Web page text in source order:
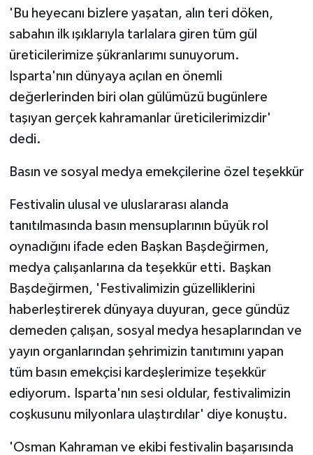
'Bu heyecanı bizlere yaşatan, alın teri döken,
sabahın ilk ışıklarıyla tarlalara giren tüm gül
üreticilerimize şükranlarımı sunuyorum.
Isparta'nın dünyaya açılan en önemli
değerlerinden biri olan gülümüzü bugünlere
taşıyan gerçek kahramanlar üreticilerimizdir'
dedi.
Basın ve sosyal medya emekçilerine özel teşekkür
Festivalin ulusal ve uluslararası alanda
tanıtılmasında basın mensuplarının büyük rol
oynadığını ifade eden Başkan Başdeğirmen,
medya çalışanlarına da teşekkür etti. Başkan
Başdeğirmen, 'Festivalimizin güzelliklerini
haberleştirerek dünyaya duyuran, gece gündüz
demeden çalışan, sosyal medya hesaplarından ve
yayın organlarından şehrimizin tanıtımını yapan
tüm basın emekçisi kardeşlerimize teşekkür
ediyorum. Isparta'nın sesi oldular, festivalimizin
coşkusunu milyonlara ulaştırdılar' diye konuştu.
'Osman Kahraman ve ekibi festivalin başarısında